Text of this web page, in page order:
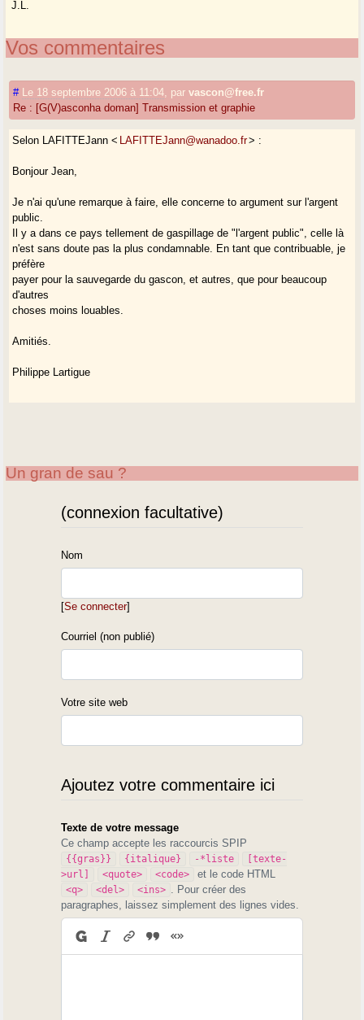
J.L.
Vos commentaires
# Le 18 septembre 2006 à 11:04 parvascon@free.fr
Re : [G(V)asconha doman] Transmission et graphie
Selon LAFITTEJann < LAFITTEJann@wanadoo.fr> :
Bonjour Jean,
Je n'ai qu'une remarque à faire, elle concerne to argument sur l'argent
public.
Il y a dans ce pays tellement de gaspillage de "l'argent public", celle là
n'est sans doute pas la plus condamnable. En tant que contribuable, je
préfère
payer pour la sauvegarde du gascon, et autres, que pour beaucoup
d'autres
choses moins louables.
Amitiés.
Philippe Lartigue
Un gran de sau ?
(connexion facultative)
Nom
[Se connecter]
Courriel (non publié)
Votre site web
Ajoutez votre commentaire ici
Texte de votre message
Ce champ accepte les raccourcis SPIP
{{gras}} {italique} -*liste
[texte-
>url]
<quote> <code> et le code HTML
<q> <del> <ins>
. Pour créer des
paragraphes, laissez simplement des lignes vides.